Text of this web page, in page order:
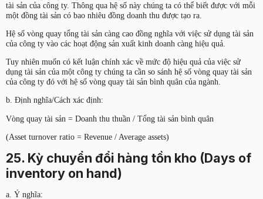
tài sản của công ty. Thông qua hệ số này chúng ta có thể biết được với mỗi
một đồng tài sản có bao nhiêu đồng doanh thu được tạo ra.
Hệ số vòng quay tổng tài sản càng cao đồng nghĩa với việc sử dụng tài sản
của công ty vào các hoạt động sản xuất kinh doanh càng hiệu quả.
Tuy nhiên muốn có kết luận chính xác về mức độ hiệu quả của việc sử
dụng tài sản của một công ty chúng ta cần so sánh hệ số vòng quay tài sản
của công ty đó với hệ số vòng quay tài sản bình quân của ngành.
b. Định nghĩa/Cách xác định:
Vòng quay tài sản = Doanh thu thuần / Tổng tài sản bình quân
(Asset turnover ratio = Revenue / Average assets)
25. Kỳ chuyển đổi hàng tồn kho (Days of
inventory on hand)
a. Ý nghĩa: